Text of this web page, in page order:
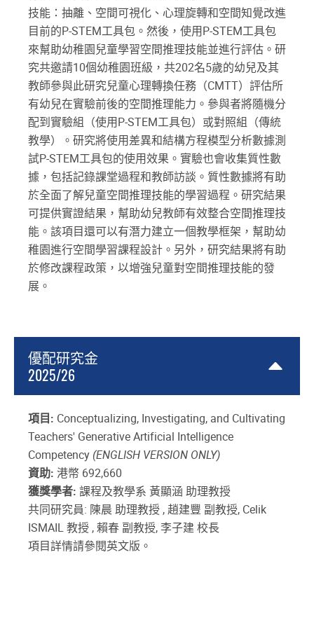
技能：抽離、空間可視化、心理旋轉和空間知覺改進
目前的P-STEM工具包。然後，使用P-STEM工具包
來幫助幼稚園兒童學習空間推理技能並進行評估。研
究共邀請10個幼稚園班級，共202名5歲的幼兒及其
教師參與此研究兒童心理轉換任務（CMTT）評估所
有幼兒在實驗前後的空間推理能力。參與者將隨機分
配到實驗組（使用P-STEM工具包）或對照組（傳統
教學）。研究將使用差異和結構方程模型分析數據測
試P-STEM工具包的使用效果。實驗也會收集質性數
據，包括記錄課堂過程和教師訪談。質性數據將有助
於全面了解兒童空間推理技能的學習過程。研究結果
可提供實證結果，幫助幼兒教師有效整合空間推理技
能。該項目還可以有潛力建立一個教學框架，幫助幼
稚園進行空間學習課程設計。另外，研究結果將有助
於修改課程政策，以增強兒童對空間推理技能的發
展。
優配研究金
2025/26
項目: Conceptualizing, Investigating, and Cultivating
Teachers' Generative Artificial Intelligence
Competency (ENGLISH VERSION ONLY)
資助: 港幣 692,660
獲獎學者: 課程及教學系 黃顯涵 助理教授
共同研究員: 陳晨 助理教授 , 趙建豐 副教授, Celik
ISMAIL 教授 , 賴春 副教授, 李子建 校長
項目詳情請參閱英文版。